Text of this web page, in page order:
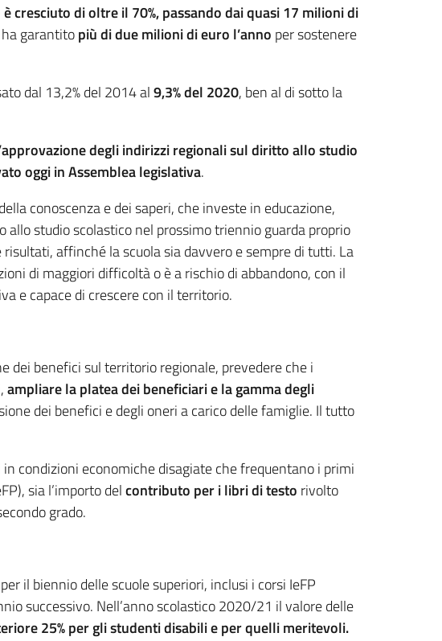
è cresciuto dioltre il 70%, passando dai quasi 17 milioni di
garantitopiù di due milioni di euro l’anno per sostenere
dal 13,2% del 2014 al9,3% del 2020, ben al di sotto la
degli indirizzi regionali sul diritto allo studio
oggi in Assemblea legislativa.
conoscenza e dei saperi, che investe in educazione,
studio scolastico nel prossimo triennio guarda proprio
affinché la scuola sia davvero e sempre di tutti. La
di maggiori difficoltà o è a rischio di abbandono, con il
e capace di crescere con il territorio.
dei benefici sul territorio regionale, prevedere che i
ampliare la platea dei beneficiari e la gamma degli
dei benefici e degli oneri a carico delle famiglie. Il tutto
condizioni economiche disagiate che frequentano i primi
sia l’importo delcontributo per i libri di testo rivolto
grado.
il biennio delle scuole superiori, inclusi i corsi IeFP
successivo. Nell’anno scolastico 2020/21 il valore delle
25% per gli studenti disabili e per quelli meritevoli.